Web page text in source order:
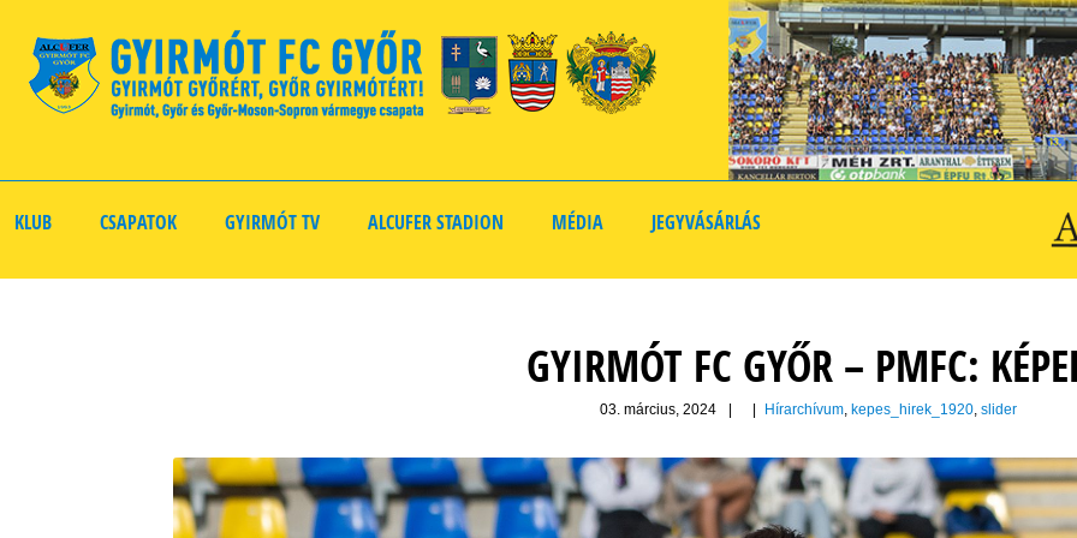
KLUB CSAPATOK GYIRMÓT TV ALCUFER STADION MÉDIA JEGYVÁSÁRLÁS
GYIRMÓT FC GYŐR – PMFC:
03. március, 2024 Hírarchívum, kepes_hirek_1920, slider